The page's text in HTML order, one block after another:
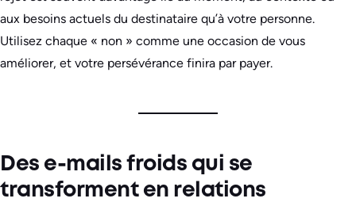
aux besoins actuels du destinataire qu’à votre personne.
Utilisez chaque « non » comme une occasion de vous
améliorer, et votre persévérance finira par payer.
Des e-mails froids qui se
transforment en relations